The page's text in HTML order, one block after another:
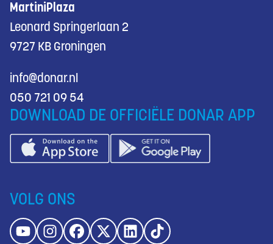
MartiniPlaza
Leonard Springerlaan 2
9727 KB Groningen
info@donar.nl
050 721 09 54
DOWNLOAD DE OFFICIËLE DONAR APP
VOLG ONS